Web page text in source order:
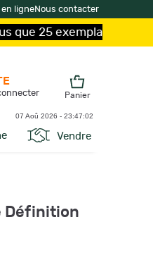
ligneNous contacter
! /Livraison
Vendre
Panier
07 Aoû 2026 - 23:47:03
Définition